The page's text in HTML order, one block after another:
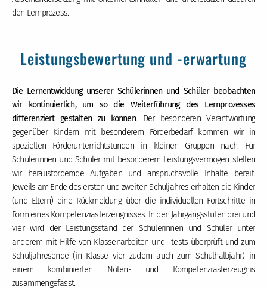
den Lernprozess.
Leistungsbewertung und -erwartung
Die Lernentwicklung unserer Schülerinnen und Schüler beobachten
wir kontinuierlich, um so die Weiterführung des Lernprozesses
differenziert gestalten zu können. Der besonderen Verantwortung
gegenüber Kindern mit besonderem Förderbedarf kommen wir in
speziellen Förderunterrichtstunden in kleinen Gruppen nach. Für
Schülerinnen und Schüler mit besonderem Leistungsvermögen stellen
wir herausfordernde Aufgaben und anspruchsvolle Inhalte bereit.
Jeweils am Ende des ersten und zweiten Schuljahres erhalten die Kinder
(und Eltern) eine Rückmeldung über die individuellen Fortschritte in
Form eines Kompetenzrasterzeugnisses. In den Jahrgangsstufen drei und
vier wird der Leistungsstand der Schülerinnen und Schüler unter
anderem mit Hilfe von Klassenarbeiten und –tests überprüft und zum
Schuljahresende (in Klasse vier zudem auch zum Schulhalbjahr) in
einem kombinierten Noten- und Kompetenzrasterzeugnis
zusammengefasst.